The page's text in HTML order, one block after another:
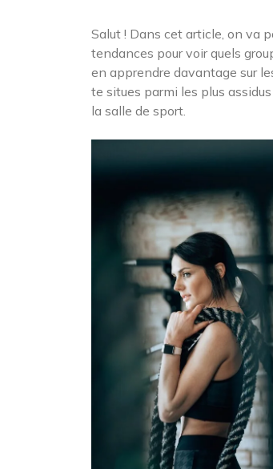
Salut ! Dans cet article, on va
tendances pour voir quels
en apprendre davantage sur
te situes parmi les plus
la salle de sport.